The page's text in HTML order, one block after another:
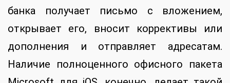
банка получает письмо с вложением,
открывает его, вносит коррективы или
дополнения и отправляет адресатам.
Наличие полноценного офисного пакета